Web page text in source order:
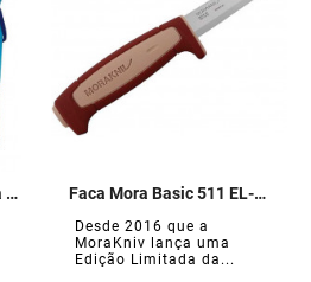
Kit de filtragem de água Lifeline Faca Mora Basic 511 EL-2026
Desde 2016 que a
MoraKniv lança uma
Edição Limitada da...